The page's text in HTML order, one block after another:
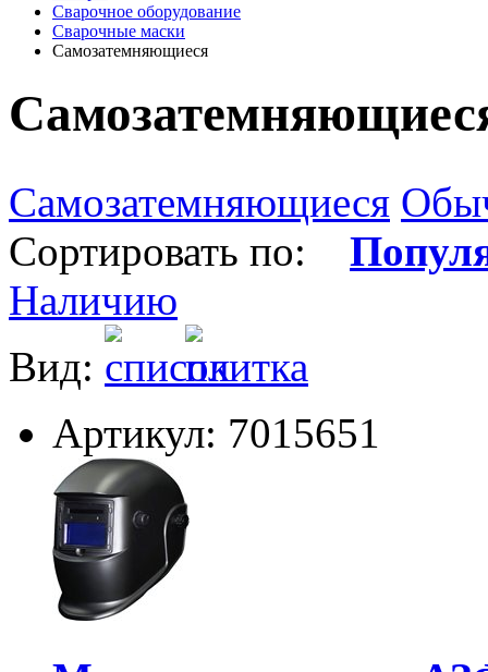
Сварочное оборудование
Сварочные маски
Самозатемняющиеся
Самозатемняющиеся
Сортировать по:
Наличию
Вид:
Артикул: 7015651